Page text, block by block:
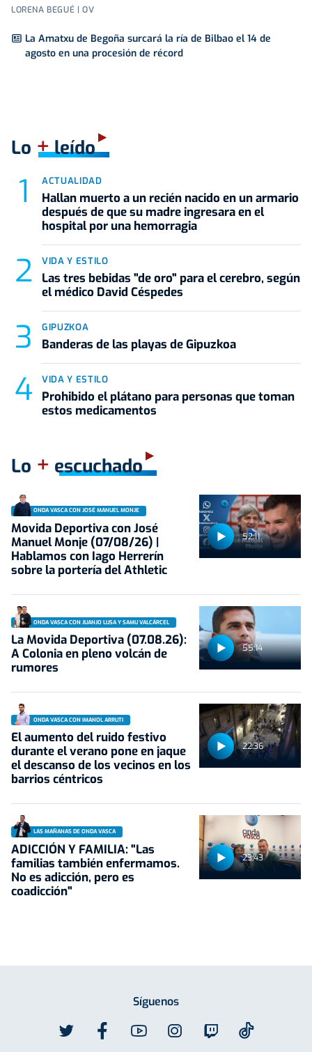
LORENA BEGUÉ | OV
La Amatxu de Begoña surcará la ría de Bilbao el 14 de
agosto en una procesión de récord
Lo +leído
ACTUALIDAD
Hallan muerto a un recién nacido en un armario
después de que su madre ingresara en el
hospital por una hemorragia
VIDA Y ESTILO
Las tres bebidas "de oro" para el cerebro, según
el médico David Céspedes
GIPUZKOA
Banderas de las playas de Gipuzkoa
VIDA Y ESTILO
Prohibido el plátano para personas que toman
estos medicamentos
Lo + escuchado
52:11
ONDA VASCA CON JOSÉ MANUEL MONJE
Movida Deportiva con José
Manuel Monje (07/08/26) |
Hablamos con Iago Herrerín
sobre la portería del Athletic
55:14
ONDA VASCA CON JUANJO LUSA Y SAMU VALCÁRCEL
La Movida Deportiva (07.08.26):
A Colonia en pleno volcán de
rumores
22:36
ONDA VASCA CON IMANOL ARRUTI
El aumento del ruido festivo
durante el verano pone en jaque
el descanso de los vecinos en los
barrios céntricos
23:43
LAS MAÑANAS DE ONDA VASCA
ADICCIÓN Y FAMILIA: "Las
familias también enfermamos.
No es adicción, pero es
coadicción"
Síguenos